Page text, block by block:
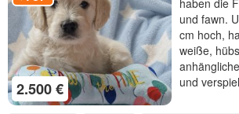
2.500 €
haben die
und fawn.
cm hoch,
weiße,
und